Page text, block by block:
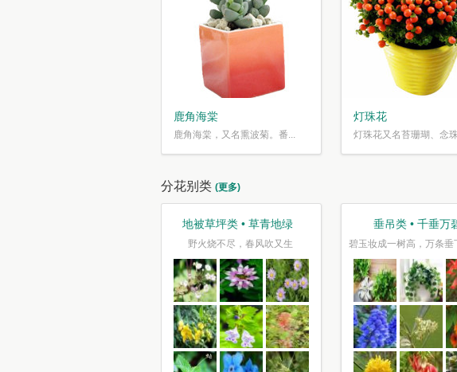
鹿角海棠
鹿角海棠，又名熏波菊。番...
灯珠花
灯珠花又名苔珊瑚、念
分花别类 (更多)
水培类 • 水性养花
接天莲叶无穷碧，映日荷花别样红
果蔬类 • 果炙花
山古樱笋同时荐，不似花